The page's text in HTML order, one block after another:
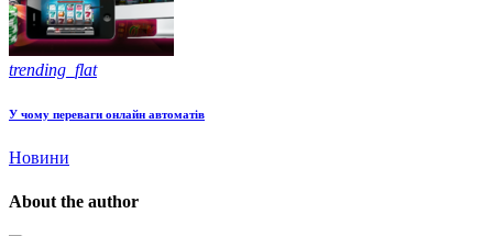
trending_flat
У чому переваги онлайн автоматів
Новини
About the author